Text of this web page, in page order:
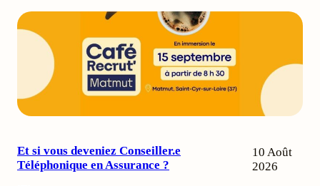
Et si vous deveniez Conseiller.e
Téléphonique en Assurance ?
10 Août
2026